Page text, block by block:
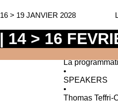
16 > 19 JANVIER 2028
La
•
SPEAKERS
•
Thomas Teffri-
| 14 > 16